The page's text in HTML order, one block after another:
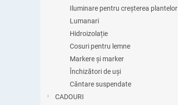
Iluminare pentru creșterea plantelor
Lumanari
Hidroizolație
Cosuri pentru lemne
Markere și marker
Închizători de uși
Cântare suspendate
CADOURI